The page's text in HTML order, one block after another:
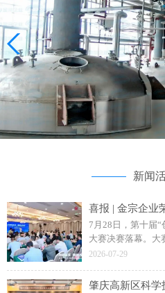
新闻
7月28日，第十届
大赛决赛落幕。大
主办，主题为“创
2026-07-29